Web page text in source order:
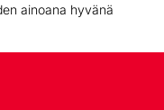
ainoana hyvänä